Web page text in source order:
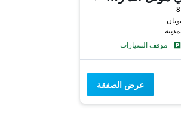
موقف السيارات
عرض الصفقة